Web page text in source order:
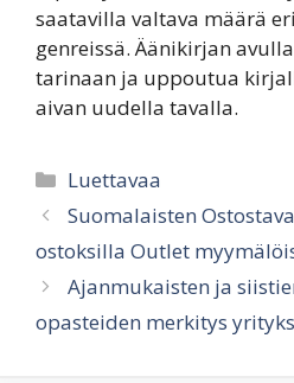
saatavilla valtava määrä
genreissä. Äänikirjan
tarinaan ja uppoutua
aivan uudella tavalla.
Categories
Luettavaa
Suomalaisten
ostoksilla Outlet
Ajanmukaisten ja
opasteiden merkitys